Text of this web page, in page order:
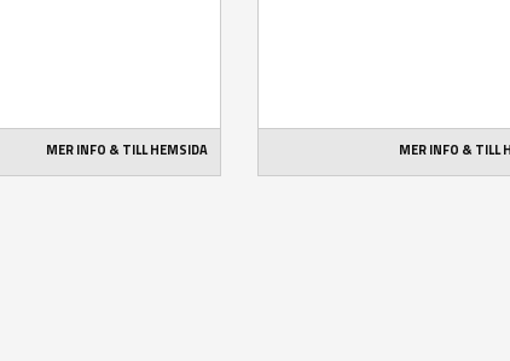
MER INFO & TILL HEMSIDA MER INFO & TILL